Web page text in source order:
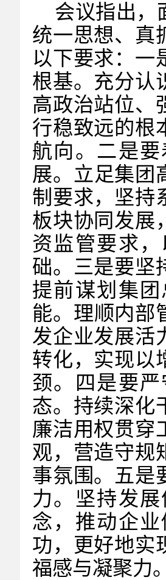
会议指出，
统一思想、真
以下要求：一
根基。充分认
高政治站位、
行稳致远的根
航向。二是
展。立足集团
制要求，坚持
板块协同发展
资监管要求
础。三是要坚
提前谋划集
能。理顺内部
发企业发展活
转化，实现以
颈。四是要
态。持续深化
廉洁用权贯穿
观，营造守规
事氛围。五是
力。坚持发
念，推动企
功，更好地实
福感与凝聚力